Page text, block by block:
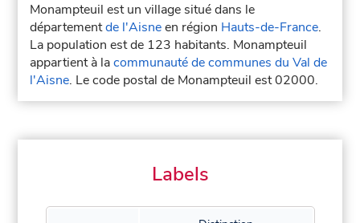
Monampteuil est un village situé dans le
départementde l'Aisneen région Hauts-de-France.
La population est de 123 habitants. Monampteuil
appartient à lacommunauté de communes du Val de
l'Aisne. Le code postal de Monampteuil est 02000.
Labels